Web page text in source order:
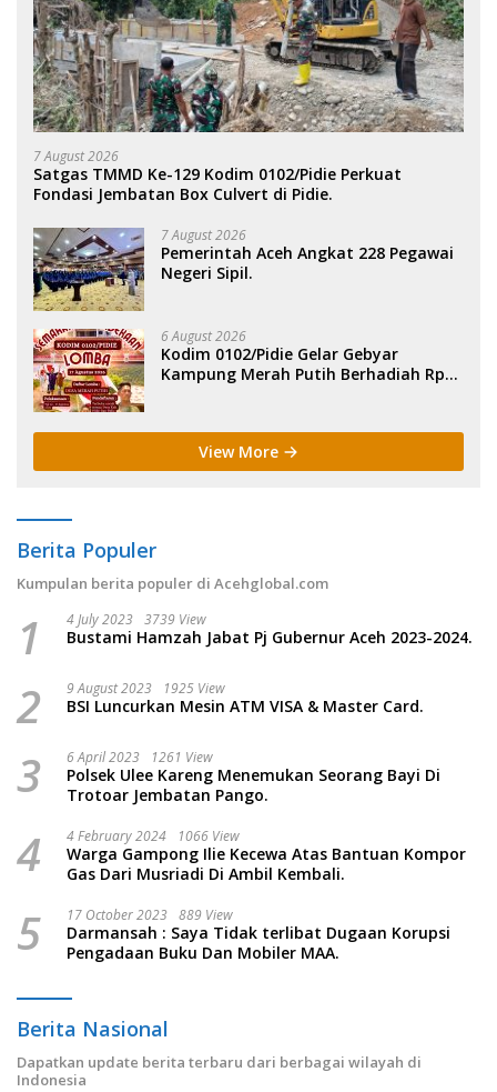
7 August 2026
Satgas TMMD Ke-129 Kodim 0102/Pidie Perkuat
Fondasi Jembatan Box Culvert di Pidie.
7 August 2026
Pemerintah Aceh Angkat 228 Pegawai
Negeri Sipil.
6 August 2026
Kodim 0102/Pidie Gelar Gebyar
Kampung Merah Putih Berhadiah Rp
View More
Berita Populer
Kumpulan berita populer di Acehglobal.com
1 4 July 2023 3739 View
Bustami Hamzah Jabat Pj Gubernur Aceh 2023-2024.
2 9 August 2023 1925 View
BSI Luncurkan Mesin ATM VISA & Master Card.
3 6 April 2023 1261 View
Polsek Ulee Kareng Menemukan Seorang Bayi Di
Trotoar Jembatan Pango.
4 4 February 2024 1066 View
Warga Gampong Ilie Kecewa Atas Bantuan Kompor
Gas Dari Musriadi Di Ambil Kembali.
5 17 October 2023 889 View
Darmansah : Saya Tidak terlibat Dugaan Korupsi
Pengadaan Buku Dan Mobiler MAA.
Berita Nasional
Dapatkan update berita terbaru dari berbagai wilayah di
Indonesia